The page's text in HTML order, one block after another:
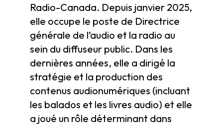
Radio-Canada. Depuis janvier 2025,
elle occupe le poste de Directrice
générale de l’audio et la radio au
sein du diffuseur public. Dans les
dernières années, elle a dirigé la
stratégie et la production des
contenus audionumériques (incluant
les balados et les livres audio) et elle
a joué un rôle déterminant dans